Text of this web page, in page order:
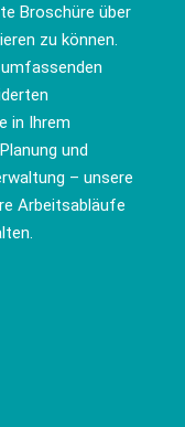
Broschüre über
zu können.
in Ihrem
und
– unsere
Arbeitsabläufe